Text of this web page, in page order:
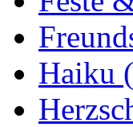
Haiku